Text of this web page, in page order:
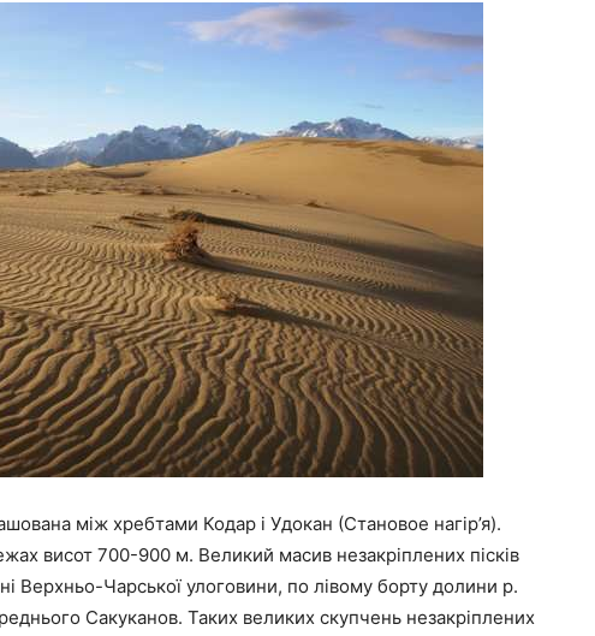
між хребтами Кодар і Удокан (Становое нагір’я).
висот 700-900 м. Великий масив незакріплених пісків
Верхньо-Чарської улоговини, по лівому борту долини р.
Сакуканов. Таких великих скупчень незакріплених